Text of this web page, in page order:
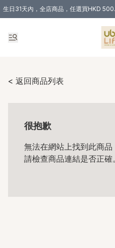
生日31天內，全店商品，任選買HKD
購物滿 HKD 300.00即享免運費優惠！（
< 返回商品列表
很抱歉
無法在網站上找到此商品
請檢查商品連結是否正確。